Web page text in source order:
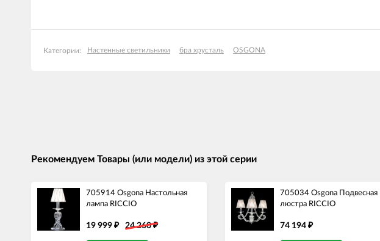
Категории: Настенные светильники бра хрусталь OSGONA
Рекомендуем Товары (или модели) из этой серии
705914 Osgona Настольная
лампа RICCIO
19 999 ₽ 24 260₽
705034 Osgona Подвесная
люстра RICCIO
74 194 ₽